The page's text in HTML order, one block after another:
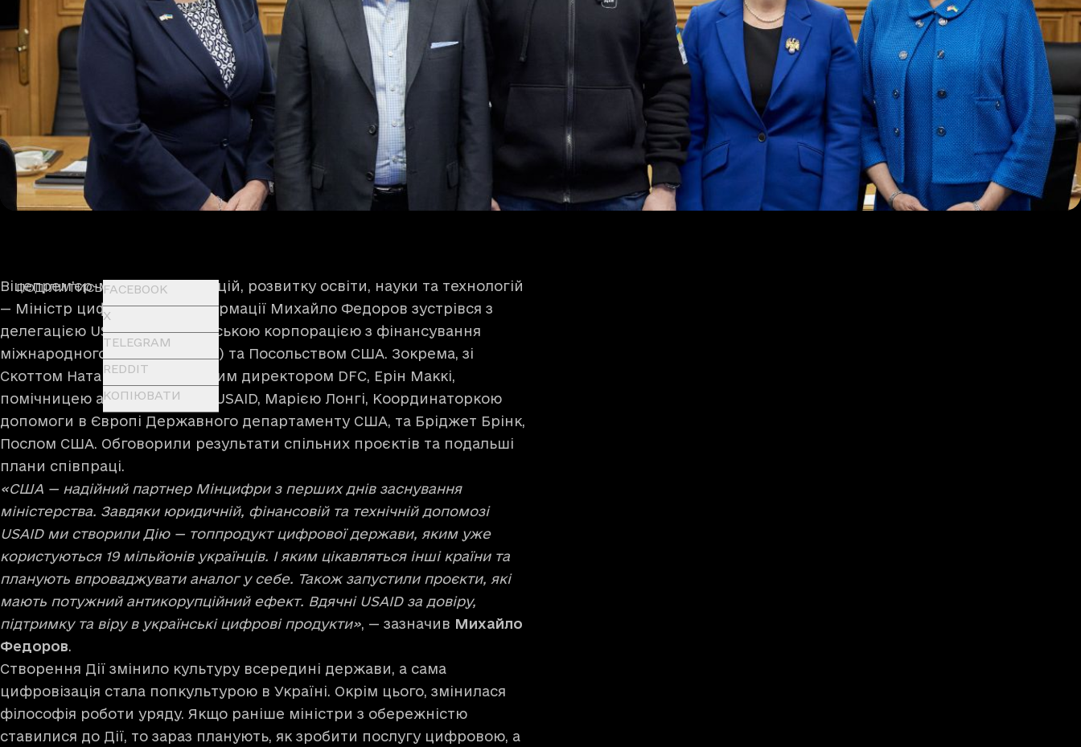
ПОДІЛИТИСЬFACEBOOK
X
TELEGRAM
REDDIT
КОПІЮВАТИ
Віцепрем’єр-міністр з інновацій, розвитку освіти, науки та технологій
— Міністр цифрової трансформації Михайло Федоров зустрівся з
делегацією USAID, Американською корпорацією з фінансування
міжнародного розвитку (DFC) та Посольством США. Зокрема, зі
Скоттом Натаном, генеральним директором DFC, Ерін Маккі,
помічницею адміністратора USAID, Марією Лонгі, Координаторкою
допомоги в Європі Державного департаменту США, та Бріджет Брінк,
Послом США. Обговорили результати спільних проєктів та подальші
плани співпраці.
«США — надійний партнер Мінцифри з перших днів заснування
міністерства. Завдяки юридичній, фінансовій та технічній допомозі
USAID ми створили Дію — топпродукт цифрової держави, яким уже
користуються 19 мільйонів українців. І яким цікавляться інші країни та
планують впроваджувати аналог у себе. Також запустили проєкти, які
мають потужний антикорупційний ефект. Вдячні USAID за довіру,
підтримку та віру в українські цифрові продукти», — зазначив Михайло
Федоров.
Створення Дії змінило культуру всередині держави, а сама
цифровізація стала попкультурою в Україні. Окрім цього, змінилася
філософія роботи уряду. Якщо раніше міністри з обережністю
ставилися до Дії, то зараз планують, як зробити послугу цифровою, а